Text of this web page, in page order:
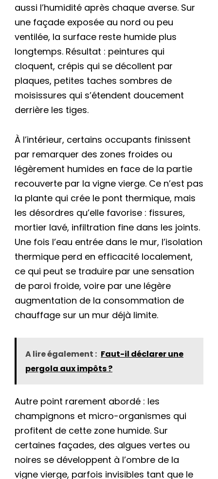
aussi l’humidité après chaque averse. Sur
une façade exposée au nord ou peu
ventilée, la surface reste humide plus
longtemps. Résultat : peintures qui
cloquent, crépis qui se décollent par
plaques, petites taches sombres de
moisissures qui s’étendent doucement
derrière les tiges.
À l’intérieur, certains occupants finissent
par remarquer des zones froides ou
légèrement humides en face de la partie
recouverte par la vigne vierge. Ce n’est pas
la plante qui crée le pont thermique, mais
les désordres qu’elle favorise : fissures,
mortier lavé, infiltration fine dans les joints.
Une fois l’eau entrée dans le mur, l’isolation
thermique perd en efficacité localement,
ce qui peut se traduire par une sensation
de paroi froide, voire par une légère
augmentation de la consommation de
chauffage sur un mur déjà limite.
A lire également : Faut-il déclarer une
pergola aux impôts ?
Autre point rarement abordé : les
champignons et micro-organismes qui
profitent de cette zone humide. Sur
certaines façades, des algues vertes ou
noires se développent à l’ombre de la
vigne vierge, parfois invisibles tant que le